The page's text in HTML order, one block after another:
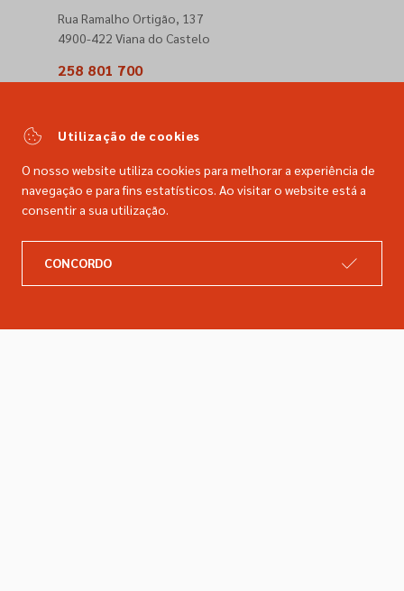
Rua Ramalho Ortigão, 137
4900-422 Viana do Castelo
258 801 700
comercial@dimacer.com
Catálogo
Utilização de cookies
O nosso website utiliza cookies para melhorar a experiência de
navegação e para fins estatísticos. Ao visitar o website está a
consentir a sua utilização.
CONCORDO